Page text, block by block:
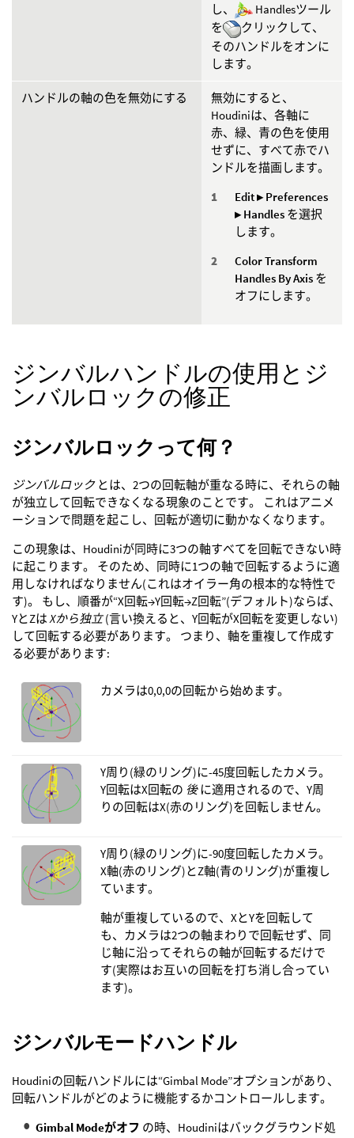
し、
Handlesツール
を
クリックして、
そのハンドルをオンに
します。
ハンドルの軸の色を無効にする
無効にすると、
Houdiniは、各軸に
赤、緑、青の色を使用
せずに、すべて赤でハ
ンドルを描画します。
Edit ▸ Preferences
▸ Handles を選択
します。
Color Transform
Handles By Axis を
オフにします。
ジンバルハンドルの使用とジ
ンバルロックの修正
ジンバルロックって何？
ジンバルロックとは、2つの回転軸が重なる時に、それらの軸
が独立して回転できなくなる現象のことです。 これはアニメ
ーションで問題を起こし、回転が適切に動かなくなります。
この現象は、Houdiniが同時に3つの軸すべてを回転できない時
に起こります。 そのため、同時に1つの軸で回転するように適
用しなければなりません(これはオイラー角の根本的な特性で
す)。 もし、順番が“X回転→Y回転→Z回転”(デフォルト)ならば、
YとZはXから独立(言い換えると、Y回転がX回転を変更しない)
して回転する必要があります。 つまり、軸を重複して作成す
る必要があります:
カメラは0,0,0の回転から始めます。
Y周り(緑のリング)に-45度回転したカメラ。
Y回転はX回転の 後に適用されるので、Y周
りの回転はX(赤のリング)を回転しません。
Y周り(緑のリング)に-90度回転したカメラ。
X軸(赤のリング)とZ軸(青のリング)が重複し
ています。
軸が重複しているので、XとYを回転して
も、カメラは2つの軸まわりで回転せず、同
じ軸に沿ってそれらの軸が回転するだけで
す(実際はお互いの回転を打ち消し合ってい
ます)。
ジンバルモードハンドル
Houdiniの回転ハンドルには“Gimbal Mode”オプションがあり、
回転ハンドルがどのように機能するかコントロールします。
Gimbal Modeがオフ の時、Houdiniはバックグラウンド処